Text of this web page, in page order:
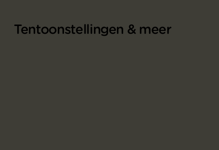
Tentoonstellingen & meer